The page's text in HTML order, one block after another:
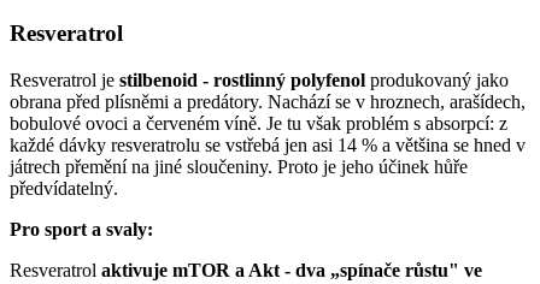
Resveratrol
Resveratrol je stilbenoid - rostlinný polyfenol produkovaný jako
obrana před plísněmi a predátory. Nachází se v hroznech, arašídech,
bobulové ovoci a červeném víně. Je tu však problém s absorpcí: z
každé dávky resveratrolu se vstřebá jen asi 14 % a většina se hned v
játrech přemění na jiné sloučeniny. Proto je jeho účinek hůře
předvídatelný.
Pro sport a svaly:
Resveratrol aktivuje mTOR a Akt - dva „spínače růstu" ve